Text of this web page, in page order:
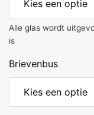
Alle glas wordt
is
Brievenbus